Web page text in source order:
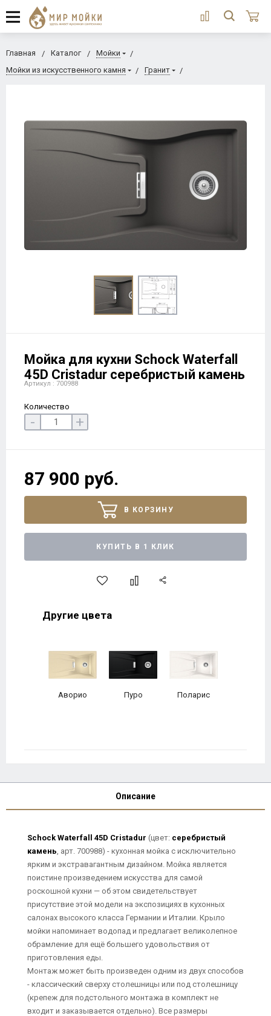
Главная Каталог
Мойки
Мойки из искусственного камня
Гранит
Мойка для кухни Schock Waterfall
45D Cristadur серебристый камень
Артикул : 700988
Количество
- +
87 900 руб.
В КОРЗИНУ
КУПИТЬ В 1 КЛИК
Другие цвета
Аворио Пуро Поларис
Описание
Schock Waterfall 45D Cristadur (цвет: серебристый
камень, арт. 700988) - кухонная мойка с исключительно
ярким и экстравагантным дизайном. Мойка является
поистине произведением искусства для самой
роскошной кухни — об этом свидетельствует
присутствие этой модели на экспозициях в кухонных
салонах высокого класса Германии и Италии. Крыло
мойки напоминает водопад и предлагает великолепное
обрамление для ещё большего удовольствия от
приготовления еды.
Монтаж может быть произведен одним из двух способов
- классический сверху столешницы или под столешницу
(крепеж для подстольного монтажа в комплект не
входит и заказывается отдельно). Все размеры